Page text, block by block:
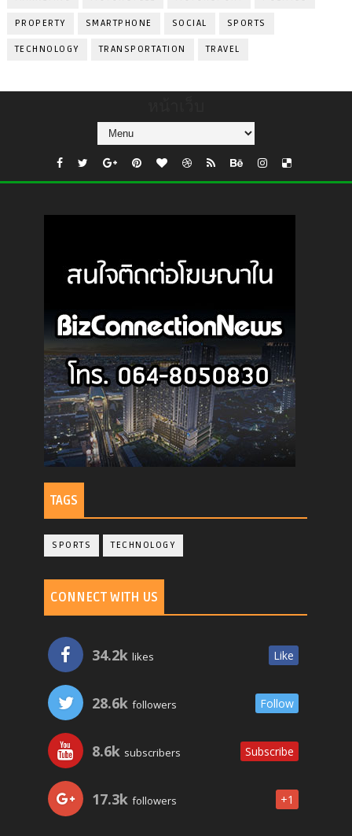
PROPERTY SMARTPHONE SOCIAL SPORTS
TECHNOLOGY TRANSPORTATION TRAVEL
TAGS
SPORTS TECHNOLOGY
CONNECT WITH US
34.2k likes Like
28.6k followers Follow
8.6k subscribers Subscribe
17.3k followers +1